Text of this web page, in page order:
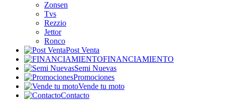
Zonsen
Tvs
Rezzio
Jettor
Ronco
Post Venta
FINANCIAMIENTO
Semi Nuevas
Promociones
Vende tu moto
Contacto